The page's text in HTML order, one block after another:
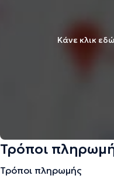
Κάνε κλικ
Τρόποι
Τρόποι πληρωμής